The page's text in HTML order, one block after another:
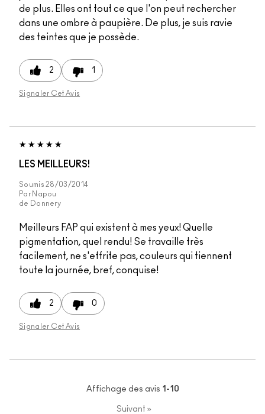
de plus. Elles ont tout ce que l'on peut rechercher
dans une ombre à paupière. De plus, je suis ravie
des teintes que je possède.
2 1
Signaler Cet Avis
LES MEILLEURS!
Soumis 28/03/2014
Par Napou
de
Donnery
Meilleurs FAP qui existent à mes yeux! Quelle
pigmentation, quel rendu! Se travaille très
facilement, ne s'effrite pas, couleurs qui tiennent
toute la journée, bref, conquise!
2 0
Signaler Cet Avis
Affichage des avis 1-10
Suivant »